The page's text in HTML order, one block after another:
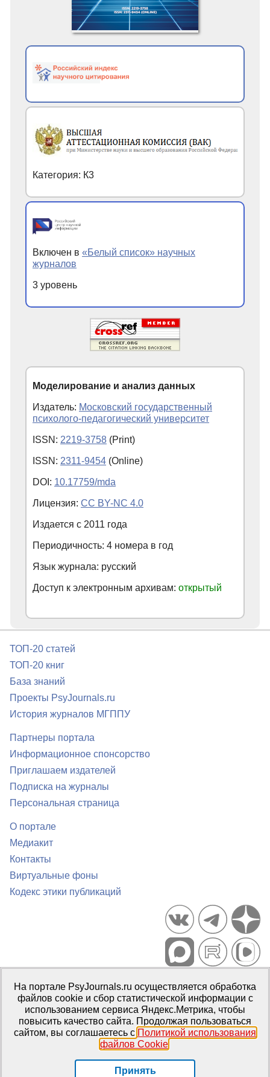
Категория: К3
Включен в «Белый список» научных
журналов
3 уровень
Моделирование и анализ данных
Издатель: Московский государственный
психолого-педагогический университет
ISSN: 2219-3758 (Print)
ISSN: 2311-9454 (Online)
DOI: 10.17759/mda
Лицензия: CC BY-NC 4.0
Издается с 2011 года
Периодичность: 4 номера в год
Язык журнала: русский
Доступ к электронным архивам: открытый
ТОП-20 статей
ТОП-20 книг
База знаний
Проекты PsyJournals.ru
История журналов МГППУ
Партнеры портала
Информационное спонсорство
Приглашаем издателей
Подписка на журналы
Персональная страница
О портале
Медиакит
Контакты
Виртуальные фоны
Кодекс этики публикаций
Портал психологических изданий PsyJournals.ru, 2007–2026
Правила использования материалов
Свидетельство регистрации СМИЭл № ФС77-66447 от 14 июля
2016 г.
Издатель: ФГБОУ ВО МГППУ
На портале PsyJournals.ru осуществляется обработка
файлов cookie и сбор статистической информации с
использованием сервиса Яндекс.Метрика, чтобы
повысить качество сайта. Продолжая пользоваться
сайтом, вы соглашаетесь с Политикой использования
файлов Cookie.
Принять